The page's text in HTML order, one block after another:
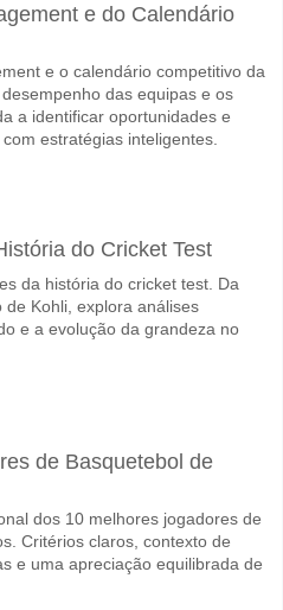
e do Calendário
e o calendário competitivo da
das equipas e os
a identificar oportunidades e
estratégias inteligentes.
do Cricket Test
da história do cricket test. Da
Kohli, explora análises
e a evolução da grandeza no
de Basquetebol de
dos 10 melhores jogadores de
Critérios claros, contexto de
e uma apreciação equilibrada de